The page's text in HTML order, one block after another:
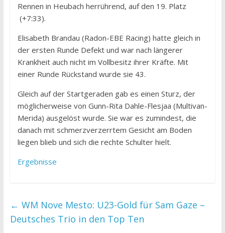
Rennen in Heubach herrührend, auf den 19. Platz
(+7:33).
Elisabeth Brandau (Radon-EBE Racing) hatte gleich in
der ersten Runde Defekt und war nach längerer
Krankheit auch nicht im Vollbesitz ihrer Kräfte. Mit
einer Runde Rückstand wurde sie 43.
Gleich auf der Startgeraden gab es einen Sturz, der
möglicherweise von Gunn-Rita Dahle-Flesjaa (Multivan-
Merida) ausgelöst wurde. Sie war es zumindest, die
danach mit schmerzverzerrtem Gesicht am Boden
liegen blieb und sich die rechte Schulter hielt.
Ergebnisse
← WM Nove Mesto: U23-Gold für Sam Gaze –
Deutsches Trio in den Top Ten